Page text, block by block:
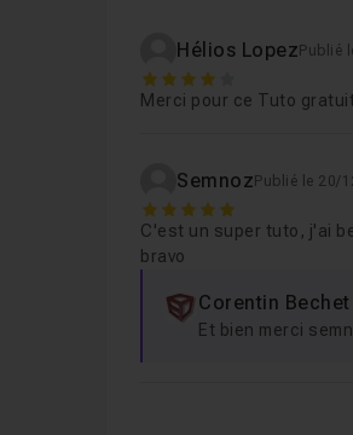
Hélios Lopez Publié
4
Merci pour ce Tuto
Semnoz Publié le 20/
5
C'est un super tuto, j'ai
bravo
Corentin Bechet
Et bien merci